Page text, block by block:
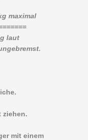
ziehen.
mit einem